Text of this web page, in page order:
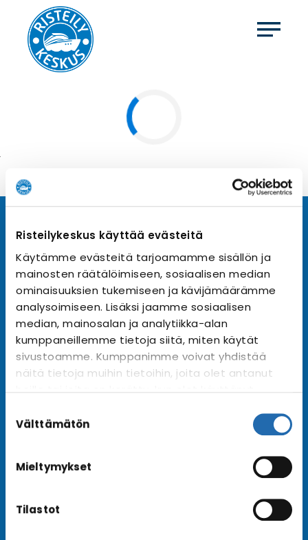
Risteilykeskus käyttää evästeitä
Käytämme evästeitä tarjoamamme sisällön ja
mainosten räätälöimiseen, sosiaalisen median
ominaisuuksien tukemiseen ja kävijämäärämme
analysoimiseen. Lisäksi jaamme sosiaalisen
median, mainosalan ja analytiikka-alan
kumppaneillemme tietoja siitä, miten käytät
sivustoamme. Kumppanimme voivat yhdistää
näitä tietoja muihin tietoihin, joita olet antanut
evästeasetuksiesi hyväksyntää sivuston
linkistä.
valinta
Välttämätön
Mieltymykset
Tilastot
Tilaa uutiskirje
Tilaa Risteilykeskuksen uutiskirje sähköpostiisi. Saat
samalla ensimmäisten joukossa tiedot eri
varustamoiden tarjouksista ja kampanjaeduista.
Tilaa uutiskirje
Arkisto →
Ota yhteyttä
Lähetä tarjouspyyntö